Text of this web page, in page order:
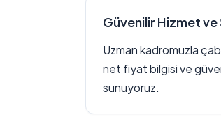
Güvenilir Hizmet ve
Uzman kadromuzla
net fiyat bilgisi ve
sunuyoruz.